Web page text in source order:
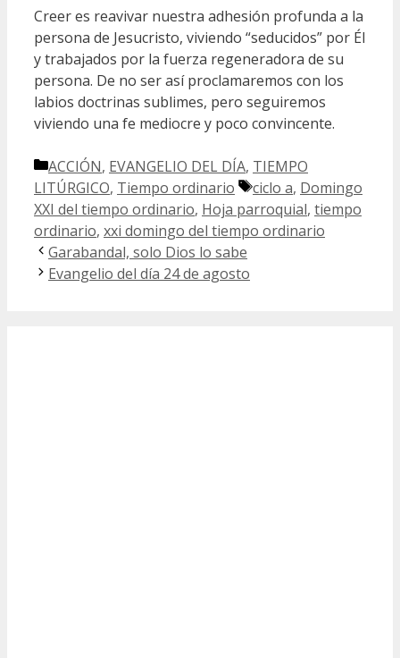
Creer es reavivar nuestra adhesión profunda a la
persona de Jesucristo, viviendo “seducidos” por Él
y trabajados por la fuerza regeneradora de su
persona. De no ser así proclamaremos con los
labios doctrinas sublimes, pero seguiremos
viviendo una fe mediocre y poco convincente.
Categorías
ACCIÓN, EVANGELIO DEL DÍA, TIEMPO
LITÚRGICO, Tiempo ordinario Etiquetas
ciclo a, Domingo
XXI del tiempo ordinario, Hoja parroquial, tiempo
ordinario, xxi domingo del tiempo ordinario
Garabandal, solo Dios lo sabe
Evangelio del día 24 de agosto